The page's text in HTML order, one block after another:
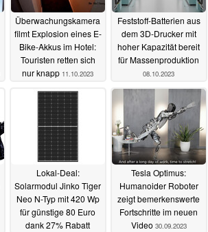
Überwachungskamera
filmt Explosion eines E-
Bike-Akkus im Hotel:
Touristen retten sich
nur knapp 11.10.2023
Feststoff-Batterien aus
dem 3D-Drucker mit
hoher Kapazität bereit
für Massenproduktion
08.10.2023
Lokal-Deal:
Solarmodul Jinko Tiger
Neo N-Typ mit 420 Wp
für günstige 80 Euro
dank 27% Rabatt
Tesla Optimus:
Humanoider Roboter
zeigt bemerkenswerte
Fortschritte im neuen
Video 30.09.2023